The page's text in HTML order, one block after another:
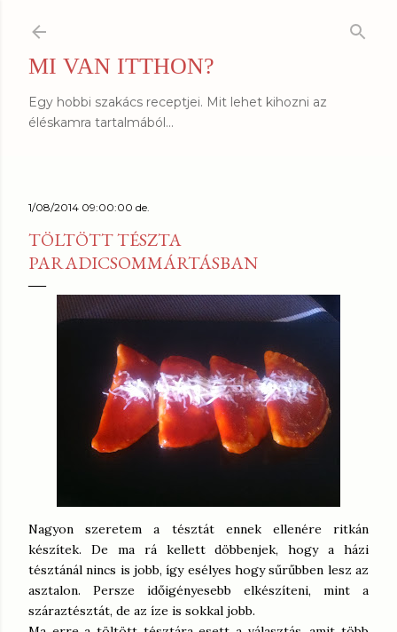
MI VAN ITTHON?
Egy hobbi szakács receptjei. Mit lehet kihozni az
éléskamra tartalmából...
1/08/2014 09:00:00 de.
TÖLTÖTT TÉSZTA
PARADICSOMMÁRTÁSBAN
Nagyon szeretem a tésztát ennek ellenére ritkán
készítek. De ma rá kellett döbbenjek, hogy a házi
tésztánál nincs is jobb, így esélyes hogy sűrűbben lesz az
asztalon. Persze időigényesebb elkészíteni, mint a
száraztésztát, de az íze is sokkal jobb.